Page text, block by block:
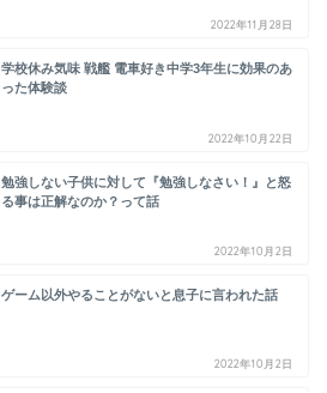
2022年11月28日
学校休み気味 戦艦 電車好き中学3年生に効果のあ
った体験談
2022年10月22日
勉強しない子供に対して『勉強しなさい！』と怒
る事は正解なのか？って話
2022年10月2日
ゲーム以外やることがないと息子に言われた話
2022年10月2日